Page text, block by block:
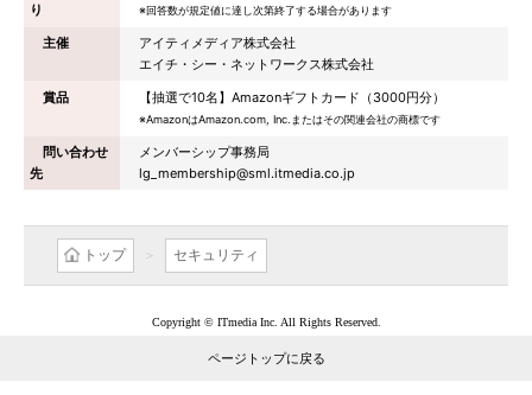
り
※回答数が規定値に達し次第終了する場合があります
主催
アイティメディア株式会社
エイチ・シー・ネットワークス株式会社
賞品
【抽選で10名】Amazonギフトカード（3000円分）
※AmazonはAmazon.com, Inc.またはその関連会社の商標です
問い合わせ
先
メンバーシップ事務局
lg_membership@sml.itmedia.co.jp
トップ セキュリティ
Copyright © ITmedia Inc. All Rights Reserved.
ページトップに戻る